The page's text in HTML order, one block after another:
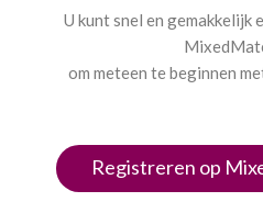
U kunt snel en gemakkelijk
om meteen te beginnen
Registreren op